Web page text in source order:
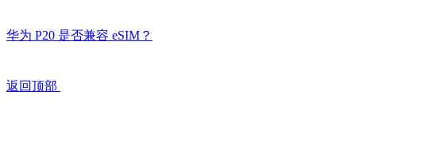
华为 P20 是否兼容 eSIM？
返回顶部